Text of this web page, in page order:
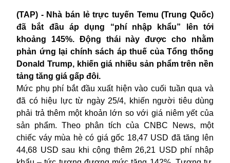
(TAP) - Nhà bán lẻ trực tuyến Temu (Trung Quốc)
đã bắt đầu áp dụng “phí nhập khẩu” lên tới
khoảng 145%. Động thái này được cho nhằm
phản ứng lại chính sách áp thuế của Tổng thống
Donald Trump, khiến giá nhiều sản phẩm trên nền
tảng tăng giá gấp đôi.
Mức phụ phí bắt đầu xuất hiện vào cuối tuần qua và
đã có hiệu lực từ ngày 25/4, khiến người tiêu dùng
phải trả thêm một khoản lớn so với giá niêm yết của
sản phẩm. Theo phân tích của CNBC News, một
chiếc váy mùa hè có giá gốc 18,47 USD đã tăng lên
44,68 USD sau khi cộng thêm 26,21 USD phí nhập